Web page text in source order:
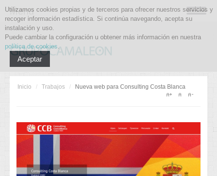
Utilizamos cookies propias y de terceros para ofrecer nuestros servicios y
recoger información estadística. Si continúa navegando, acepta su
instalación y uso.
Puede cambiar la configuración u obtener más información en nuestra
política de cookies.
Aceptar
Menu
Inicio / Trabajos / Nueva web para Consulting Costa Blanca